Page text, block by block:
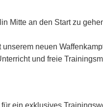
Mitte an den Start zu
neuen
und freie
ein exklusives